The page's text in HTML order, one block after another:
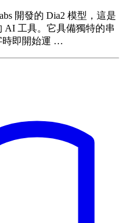
開發的 Dia2 模型，這是
AI 工具。它具備獨特的串
時即開始運 …